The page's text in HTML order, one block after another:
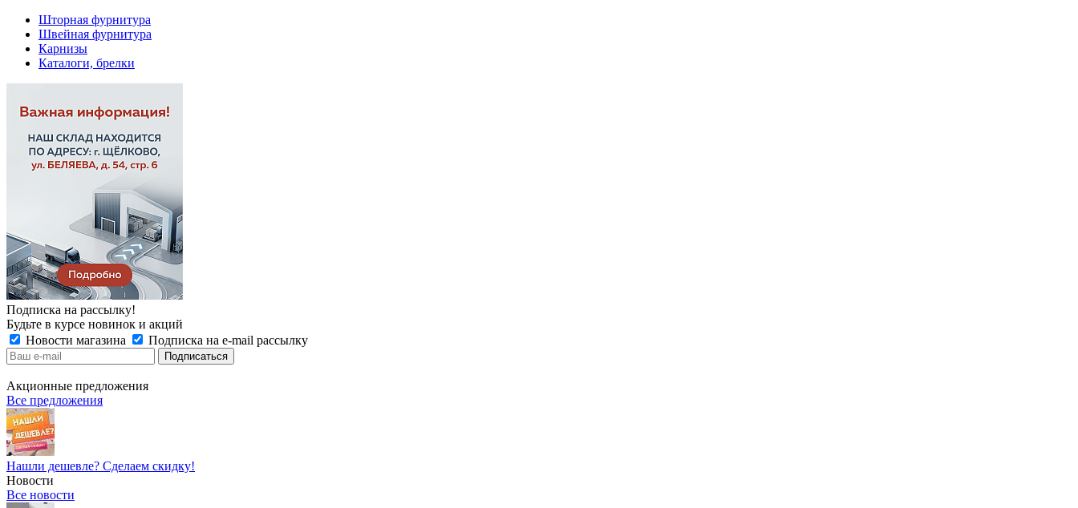
Шторная фурнитура
Швейная фурнитура
Карнизы
Каталоги, брелки
Подписка на рассылку!
Будьте в курсе новинок и акций
Новости магазина
Подписка на e-mail рассылку
Акционные предложения
Все предложения
Нашли дешевле? Сделаем скидку!
Новости
Все новости